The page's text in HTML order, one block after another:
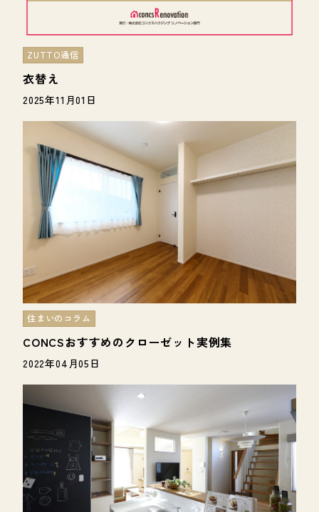
衣替え
ZUTTO通信
2025年11月01日
CONCSおすすめのクローゼット実例集
住まいのコラム
2022年04月05日